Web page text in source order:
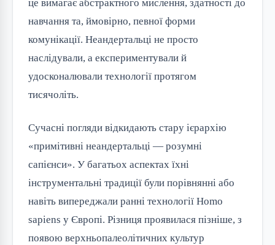
це вимагає абстрактного мислення, здатності до
навчання та, ймовірно, певної форми
комунікації. Неандертальці не просто
наслідували, а експериментували й
удосконалювали технології протягом
тисячоліть.
Сучасні погляди відкидають стару ієрархію
«примітивні неандертальці — розумні
сапієнси». У багатьох аспектах їхні
інструментальні традиції були порівнянні або
навіть випереджали ранні технології Homo
sapiens у Європі. Різниця проявилася пізніше, з
появою верхньопалеолітичних культур